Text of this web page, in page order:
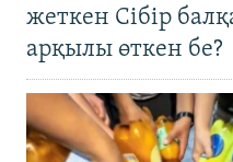
жеткен Сібір
арқылы өткен бе?